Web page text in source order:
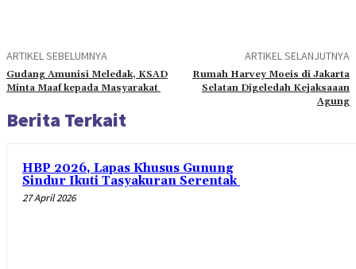
ARTIKEL SEBELUMNYA
Gudang Amunisi Meledak, KSAD
Minta Maaf kepada Masyarakat
ARTIKEL SELANJUTNYA
Rumah Harvey Moeis di Jakarta
Selatan Digeledah Kejaksaaan
Agung
Berita Terkait
HBP 2026, Lapas Khusus Gunung
Sindur Ikuti Tasyakuran Serentak
27 April 2026